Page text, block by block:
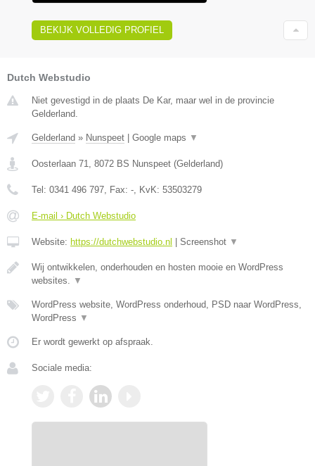
BEKIJK VOLLEDIG PROFIEL
Dutch Webstudio
Niet gevestigd in de plaats De Kar, maar wel in de provincie
Gelderland.
Gelderland » Nunspeet Google maps ▼
Oosterlaan 71, 8072 BS Nunspeet (Gelderland)
Tel: 0341 496 797, Fax: -, KvK: 53503279
E-mail › Dutch Webstudio
Website: https://dutchwebstudio.nl Screenshot ▼
Wij ontwikkelen, onderhouden en hosten mooie en WordPress
websites. ▼
WordPress website, WordPress onderhoud, PSD naar WordPress,
WordPress ▼
Er wordt gewerkt op afspraak.
Sociale media: